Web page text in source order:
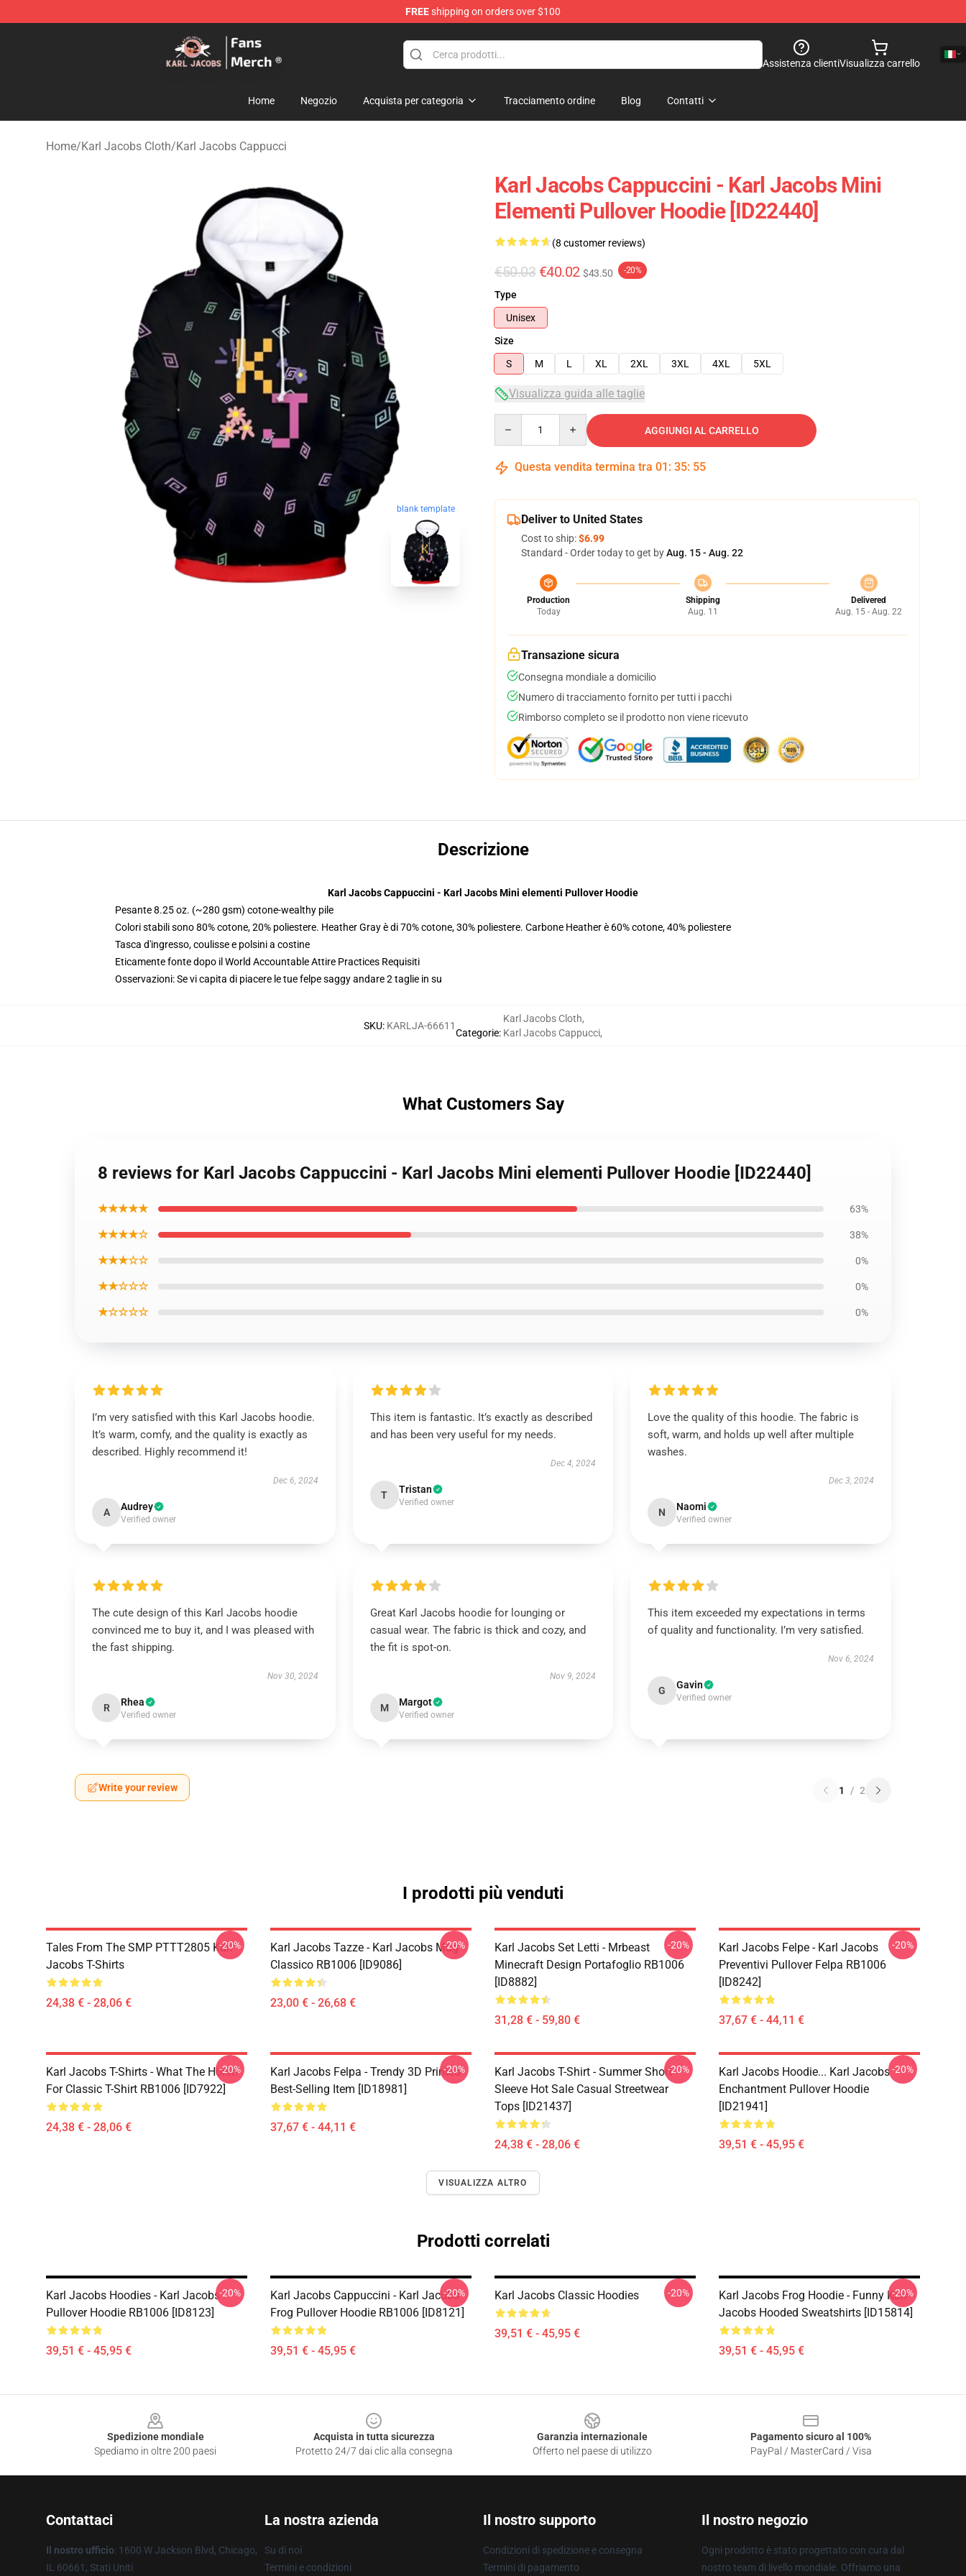
FREEshipping on orders over $100
Karl Jacobs Store - Official Karl Jacobs Merchandise Shop
Assistenza clientiVisualizza carrello
Home Negozio Acquista per categoria Tracciamento ordine Blog Contatti
Home/Karl Jacobs Cloth/Karl Jacobs Cappucci
blank template
Karl Jacobs Cappuccini - Karl Jacobs Mini
Elementi Pullover Hoodie [ID22440]
(8 customer reviews)
€50.03 €40.02 $43.50 -20%
Type
Unisex
Size
S
M L XL 2XL 3XL 4XL 5XL
Visualizza guida alle taglie
AGGIUNGI AL CARRELLO
Questa vendita termina tra 01 : 35: 54
Deliver to United States
Cost to ship:$6.99
Standard - Order today to get byAug. 15 - Aug. 22
Production
Today
Shipping
Aug. 11
Delivered
Aug. 15 - Aug. 22
Transazione sicura
Consegna mondiale a domicilio
Numero di tracciamento fornito per tutti i pacchi
Rimborso completo se il prodotto non viene ricevuto
Descrizione
Karl Jacobs Cappuccini - Karl Jacobs Mini elementi Pullover Hoodie
Pesante 8.25 oz. (~280 gsm) cotone-wealthy pile
Colori stabili sono 80% cotone, 20% poliestere. Heather Gray è di 70% cotone, 30% poliestere. Carbone Heather è 60% cotone, 40% poliestere
Tasca d'ingresso, coulisse e polsini a costine
Eticamente fonte dopo il World Accountable Attire Practices Requisiti
Osservazioni: Se vi capita di piacere le tue felpe saggy andare 2 taglie in su
SKU: KARLJA-66611
Categorie:
Karl Jacobs Cloth,
Karl Jacobs Cappucci,
What Customers Say
8 reviews for Karl Jacobs Cappuccini - Karl Jacobs Mini elementi Pullover Hoodie [ID22440]
★★★★★ 63%
★★★★☆ 38%
★★★☆☆ 0%
★★☆☆☆ 0%
★☆☆☆☆ 0%
I’m very satisfied with this Karl Jacobs hoodie.
It’s warm, comfy, and the quality is exactly as
described. Highly recommend it!
Dec 6, 2024
A Audrey
Verified owner
This item is fantastic. It’s exactly as described
and has been very useful for my needs.
Dec 4, 2024
T Tristan
Verified owner
Love the quality of this hoodie. The fabric is
soft, warm, and holds up well after multiple
washes.
Dec 3, 2024
N Naomi
Verified owner
The cute design of this Karl Jacobs hoodie
convinced me to buy it, and I was pleased with
the fast shipping.
Nov 30, 2024
R Rhea
Verified owner
Great Karl Jacobs hoodie for lounging or
casual wear. The fabric is thick and cozy, and
the fit is spot-on.
Nov 9, 2024
M Margot
Verified owner
This item exceeded my expectations in terms
of quality and functionality. I’m very satisfied.
Nov 6, 2024
G Gavin
Verified owner
Write your review 1 / 2
I prodotti più venduti
Tales From The SMP PTTT2805 Karl
Jacobs T-Shirts
24,38 € - 28,06 €
-20%
Karl Jacobs Tazze - Karl Jacobs Mug
Classico RB1006 [ID9086]
23,00 € - 26,68 €
-20%
Karl Jacobs Set Letti - Mrbeast
Minecraft Design Portafoglio RB1006
[ID8882]
31,28 € - 59,80 €
-20%
Karl Jacobs Felpe - Karl Jacobs
Preventivi Pullover Felpa RB1006
[ID8242]
37,67 € - 44,11 €
-20%
Karl Jacobs T-Shirts - What The Honk?
For Classic T-Shirt RB1006 [ID7922]
24,38 € - 28,06 €
-20%
Karl Jacobs Felpa - Trendy 3D Printed
Best-Selling Item [ID18981]
37,67 € - 44,11 €
-20%
Karl Jacobs T-Shirt - Summer Short
Sleeve Hot Sale Casual Streetwear
Tops [ID21437]
24,38 € - 28,06 €
-20%
Karl Jacobs Hoodie... Karl Jacobs
Enchantment Pullover Hoodie
[ID21941]
39,51 € - 45,95 €
-20%
VISUALIZZA ALTRO
Prodotti correlati
Karl Jacobs Hoodies - Karl Jacobs
Pullover Hoodie RB1006 [ID8123]
39,51 € - 45,95 €
-20%
Karl Jacobs Cappuccini - Karl Jacobs
Frog Pullover Hoodie RB1006 [ID8121]
39,51 € - 45,95 €
-20% Karl Jacobs Classic Hoodies
39,51 € - 45,95 €
-20%
Karl Jacobs Frog Hoodie - Funny Karl
Jacobs Hooded Sweatshirts [ID15814]
39,51 € - 45,95 €
-20%
Spedizione mondiale
Spediamo in oltre 200 paesi
Acquista in tutta sicurezza
Protetto 24/7 dai clic alla consegna
Garanzia internazionale
Offerto nel paese di utilizzo
Pagamento sicuro al 100%
PayPal / MasterCard / Visa
Contattaci
Il nostro ufficio: 1600 W Jackson Blvd, Chicago,
IL 60661, Stati Uniti
La nostra azienda
Su di noi
Termini e condizioni
Il nostro supporto
Condizioni di spedizione e consegna
Termini di pagamento
Il nostro negozio
Ogni prodotto è stato progettato con cura dal
nostro team di livello mondiale. Offriamo una